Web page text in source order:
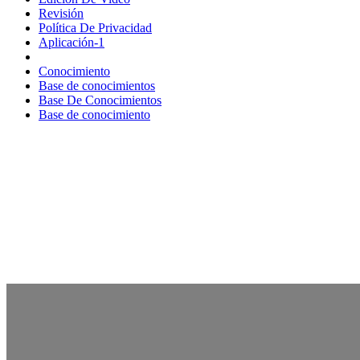
Revisión
Política De Privacidad
Aplicación-1
Conocimiento
Base de conocimientos
Base De Conocimientos
Base de conocimiento